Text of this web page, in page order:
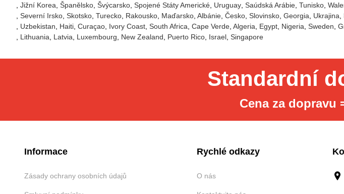
Jižní Korea Španělsko Švýcarsko Spojené Státy Americké Uruguay Saúdská Arábie Tunisko
Severní Irsko Skotsko Turecko Rakousko Maďarsko Albánie Česko Slovinsko Georgia Ukrajina
Uzbekistan
Haiti Curaçao Ivory Coast South Africa Cape Verde Algeria Egypt Nigeria Sweden
Lithuania
Latvia Luxembourg New Zealand Puerto Rico Israel Singapore
Standardní
Cena za dopravu
Informace
Zásady ochrany osobních údajů
Rychlé odkazy
O nás